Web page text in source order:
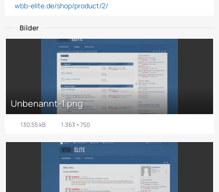
wbb-elite.de/shop/product/2/
Bilder
Unbenannt-1.png
130,55 kB 1.363 × 750